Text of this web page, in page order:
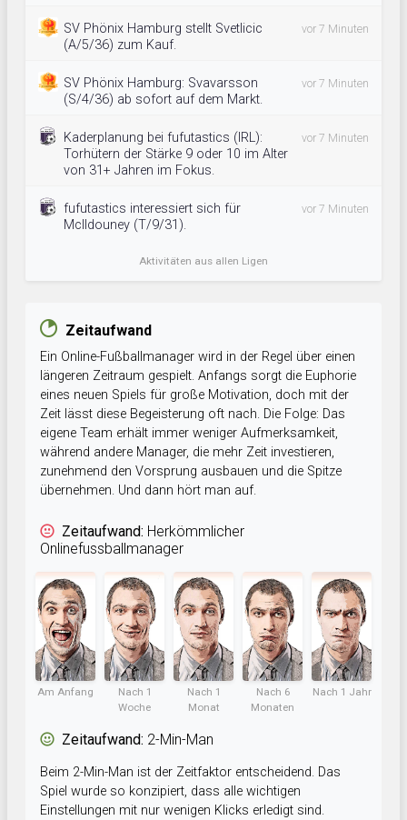
SV Phönix Hamburg stellt Svetlicic
(A/5/36) zum Kauf.
vor 7 Minuten
SV Phönix Hamburg: Svavarsson
(S/4/36) ab sofort auf dem Markt.
vor 7 Minuten
Kaderplanung bei fufutastics (IRL):
Torhütern der Stärke 9 oder 10 im Alter
von 31+ Jahren im Fokus.
vor 7 Minuten
fufutastics interessiert sich für
McIldouney (T/9/31).
vor 7 Minuten
Aktivitäten aus allen Ligen
Zeitaufwand
Ein Online-Fußballmanager wird in der Regel über einen
längeren Zeitraum gespielt. Anfangs sorgt die Euphorie
eines neuen Spiels für große Motivation, doch mit der
Zeit lässt diese Begeisterung oft nach. Die Folge: Das
eigene Team erhält immer weniger Aufmerksamkeit,
während andere Manager, die mehr Zeit investieren,
zunehmend den Vorsprung ausbauen und die Spitze
übernehmen. Und dann hört man auf.
Zeitaufwand: Herkömmlicher
Onlinefussballmanager
Am Anfang
Nach 1
Woche
Nach 1
Monat
Nach 6
Monaten
Nach 1 Jahr
Zeitaufwand: 2-Min-Man
Beim 2-Min-Man ist der Zeitfaktor entscheidend. Das
Spiel wurde so konzipiert, dass alle wichtigen
Einstellungen mit nur wenigen Klicks erledigt sind.